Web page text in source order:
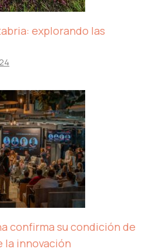
explorando las
confirma su condición de
la innovación